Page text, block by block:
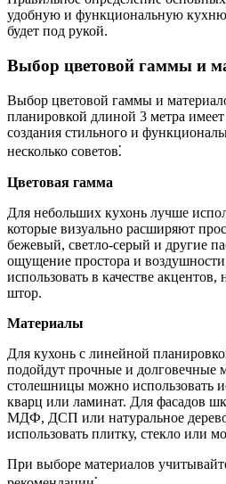
удобную и функциональную
будет под рукой.
Выбор цветовой гаммы и
Выбор цветовой гаммы и
планировкой длиной 3 метра
создания стильного и
несколько советов⁚
Цветовая гамма
Для небольших кухонь лучше
которые визуально расширяют
бежевый, светло-серый и другие
ощущение простора и
использовать в качестве
штор.
Материалы
Для кухонь с линейной
подойдут прочные и долговечные
столешницы можно использовать
кварц или ламинат. Для фасадов
МДФ, ДСП или натуральное
использовать плитку, стекло или
При выборе материалов